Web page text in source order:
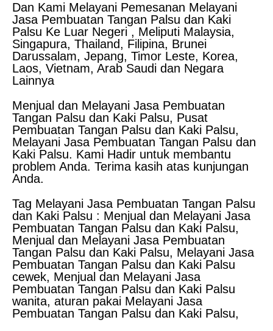
Dan Kami Melayani Pemesanan Melayani
Jasa Pembuatan Tangan Palsu dan Kaki
Palsu Ke Luar Negeri , Meliputi Malaysia,
Singapura, Thailand, Filipina, Brunei
Darussalam, Jepang, Timor Leste, Korea,
Laos, Vietnam, Arab Saudi dan Negara
Lainnya
Menjual dan Melayani Jasa Pembuatan
Tangan Palsu dan Kaki Palsu, Pusat
Pembuatan Tangan Palsu dan Kaki Palsu,
Melayani Jasa Pembuatan Tangan Palsu dan
Kaki Palsu. Kami Hadir untuk membantu
problem Anda. Terima kasih atas kunjungan
Anda.
Tag Melayani Jasa Pembuatan Tangan Palsu
dan Kaki Palsu : Menjual dan Melayani Jasa
Pembuatan Tangan Palsu dan Kaki Palsu,
Menjual dan Melayani Jasa Pembuatan
Tangan Palsu dan Kaki Palsu, Melayani Jasa
Pembuatan Tangan Palsu dan Kaki Palsu
cewek, Menjual dan Melayani Jasa
Pembuatan Tangan Palsu dan Kaki Palsu
wanita, aturan pakai Melayani Jasa
Pembuatan Tangan Palsu dan Kaki Palsu,